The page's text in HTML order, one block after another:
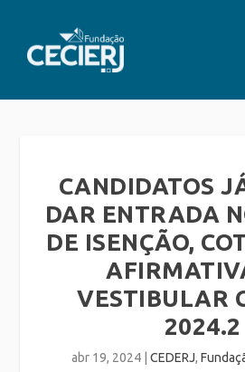
CANDIDATOS
DAR ENTRADA
DE ISENÇÃO,
VESTIBULAR
2024.2
abr 19, 2024| CEDERJ,